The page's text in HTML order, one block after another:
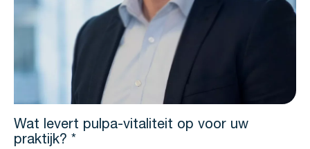
Wat levert pulpa-vitaliteit op voor uw
praktijk? *